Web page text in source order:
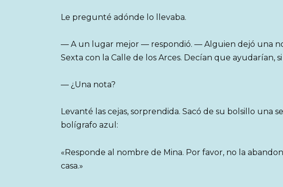
Le pregunté adónde lo llevaba.
— A un lugar mejor — respondió. — Alguien dejó una
Sexta con la Calle de los Arces. Decían que ayudarían,
— ¿Una nota?
Levanté las cejas, sorprendida. Sacó de su bolsillo una
bolígrafo azul:
«Responde al nombre de Mina. Por favor, no la
casa.»